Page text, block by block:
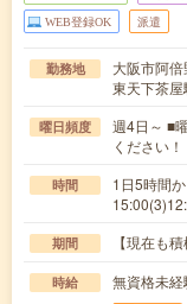
WEB登録OK 派遣
勤務地
大阪市阿
東天下茶
曜日頻度
週4日～ ■
ください！
時間
1日5時間
期間 【現在も
時給 無資格未